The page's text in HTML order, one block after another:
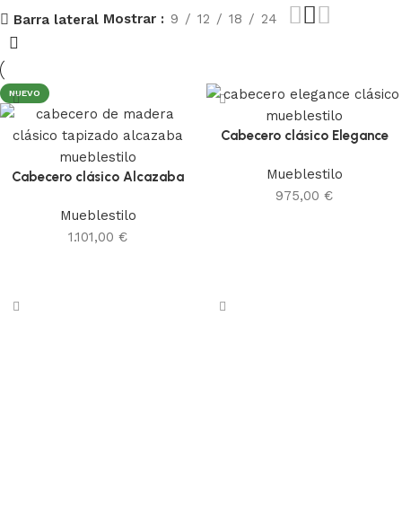
Barra lateral Mostrar 9 12 18 24
NUEVO
Cabecero clásico Alcazaba
Mueblestilo
1.101,00 €
Cabecero clásico Elegance
Mueblestilo
975,00 €